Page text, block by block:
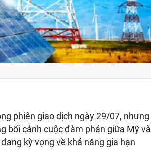
phiên giao dịch ngày 29/07, nhưng
bối cảnh cuộc đàm phán giữa Mỹ và
kỳ vọng về khả năng gia hạn